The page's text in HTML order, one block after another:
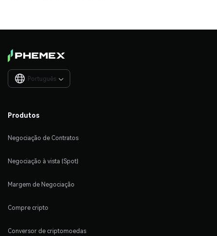
Português 
Produtos
Negociação de Contratos
Negociação à vista (Spot)
Margem de Negociação
Compre cripto
Conversor de criptomoedas